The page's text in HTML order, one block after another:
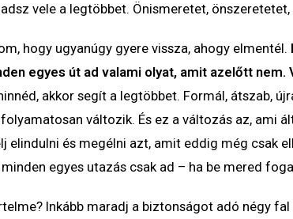
vele a legtöbbet. Önismeretet,
hogy ugyanúgy gyere vissza, ahogy elmentél.
egyes út ad valami olyat, amit azelőtt nem.
akkor segít a legtöbbet. Formál, átszab,
változik. És ez a változás az, ami
elindulni és megélni azt, amit eddig még csak
egyes utazás csak ad – ha be mered
Inkább maradj a biztonságot adó négy